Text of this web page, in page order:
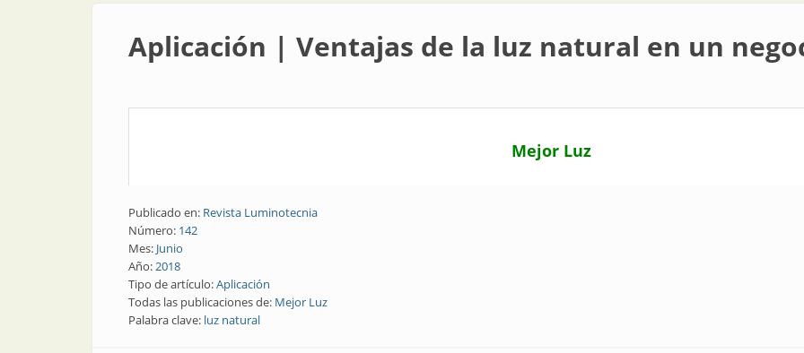
Aplicación | Ventajas de la luz natural en un
Mejor Luz
Publicado en: Revista Luminotecnia
Número: 142
Mes: Junio
Año:2018
Tipo de artículo:Aplicación
Todas las publicaciones de: Mejor Luz
Palabra clave: luz natural